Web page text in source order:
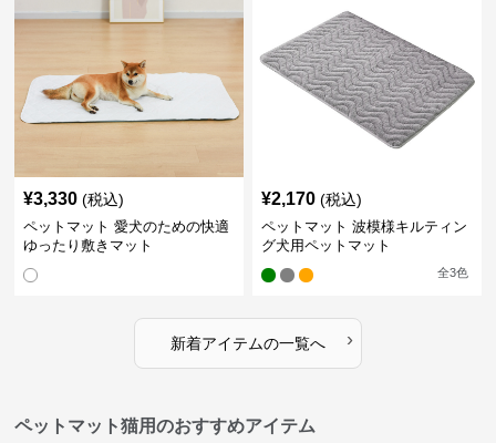
¥3,330 (税込)
ペットマット 愛犬のための快適
ゆったり敷きマット
¥2,170 (税込)
ペットマット 波模様キルティン
グ犬用ペットマット
全3色
新着アイテムの一覧へ ›
ペットマット猫用のおすすめアイテム